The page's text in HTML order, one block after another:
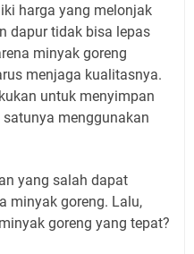
harga yang melonjak
dapur tidak bisa lepas
minyak goreng
menjaga kualitasnya.
untuk menyimpan
menggunakan
yang salah dapat
minyak goreng. Lalu,
goreng yang tepat?